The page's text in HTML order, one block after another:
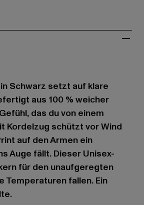
Schwarz setzt auf klare
aus 100 % weicher
das du von einem
Kordelzug schützt vor Wind
auf den Armen ein
Auge fällt. Dieser Unisex-
für den unaufgeregten
Temperaturen fallen. Ein